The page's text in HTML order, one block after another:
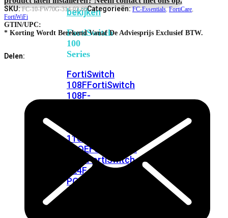
bekijken
FortiSwitch
100
Series
FortiSwitch
108FFortiSwitch
108F-
110G-
FPOEFortiSwitch
FortiSwitch
124F-
POE
124F-
SKU:FC-10-FW70G-314-02-60Categorieën:FC-Essentials,FortiCare,
FortiWiFi
GTIN/UPC:
* Korting Wordt Berekend Vanaf De Adviesprijs Exclusief BTW.
Delen: